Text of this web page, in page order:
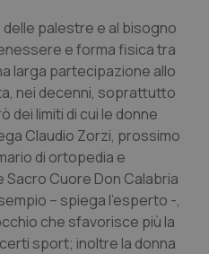
di Bolzano
di Trento
Ulcerosa
palestre e al bisogno
e forma fisica tra
larga partecipazione allo
nei decenni, soprattutto
dei limiti di cui le donne
Claudio Zorzi, prossimo
di ortopedia e
Cuore Don Calabria
– spiega l’esperto -,
che sfavorisce più la
sport; inoltre la donna